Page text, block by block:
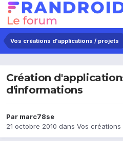
Vos créations d'applications / projets
Création
d'informations
Par marc78se
21 octobre 2010 dans Vos